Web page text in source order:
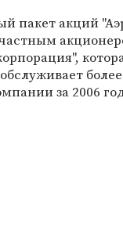
пакет акций
за 2006